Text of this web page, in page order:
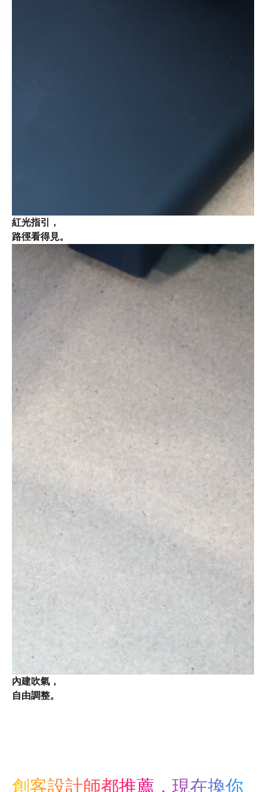
紅光指引，
路徑看得見。
內建吹氣，
自由調整。
創客設計師都推薦，現在換你